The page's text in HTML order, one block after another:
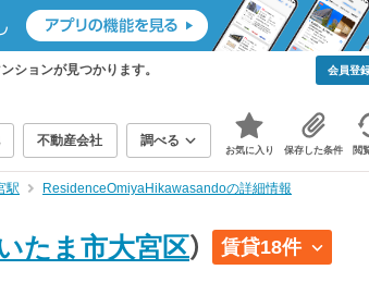
ションが見つかります。 会員登
不動産会社 調べる
お気に入り 保存した条件 閲
駅 ResidenceOmiyaHikawasandoの詳細情報
たま市大宮区） 賃貸18件